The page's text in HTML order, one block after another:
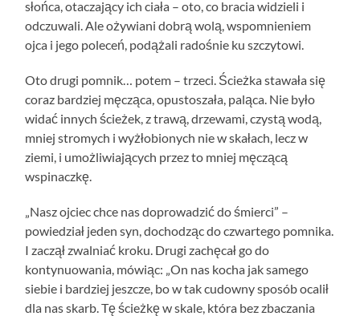
słońca, otaczający ich ciała – oto, co bracia widzieli i
odczuwali. Ale ożywiani dobrą wolą, wspomnieniem
ojca i jego poleceń, podążali radośnie ku szczytowi.
Oto drugi pomnik… potem – trzeci. Ścieżka stawała się
coraz bardziej męcząca, opustoszała, paląca. Nie było
widać innych ścieżek, z trawą, drzewami, czystą wodą,
mniej stromych i wyżłobionych nie w skałach, lecz w
ziemi, i umożliwiających przez to mniej męczącą
wspinaczkę.
„Nasz ojciec chce nas doprowadzić do śmierci” –
powiedział jeden syn, dochodząc do czwartego pomnika.
I zaczął zwalniać kroku. Drugi zachęcał go do
kontynuowania, mówiąc: „On nas kocha jak samego
siebie i bardziej jeszcze, bo w tak cudowny sposób ocalił
dla nas skarb. Tę ścieżkę w skale, która bez zbaczania